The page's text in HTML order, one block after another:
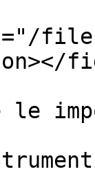
files/
le